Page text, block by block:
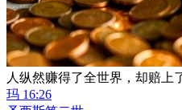
人纵然赚得了全世界，却赔上
玛 16:26